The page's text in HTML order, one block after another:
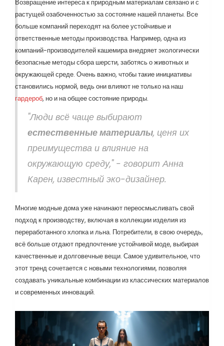
Возвращение интереса к природным материалам связано и с
растущей озабоченностью за состояние нашей планеты. Все
больше компаний переходят на более устойчивые и
ответственные методы производства. Например, одна из
компаний-производителей кашемира внедряет экологически
безопасные методы сбора шерсти, заботясь о животных и
окружающей среде. Очень важно, чтобы такие инициативы
становились нормой, ведь они влияют не только на наш
гардероб, но и на общее состояние природы.
"Люди всё чаще выбирают
естественные материалы, ценя их
преимущества и влияние на
окружающую среду," - говорит Анна
Карен, известный эко-дизайнер.
Многие модные дома уже начинают переосмысливать свой
подход к производству, включая в коллекции изделия из
переработанного хлопка и льна. Потребители, в свою очередь,
всё больше отдают предпочтение устойчивой моде, выбирая
качественные и долговечные вещи. Самое удивительное, что
этот тренд сочетается с новыми технологиями, позволяя
создавать уникальные комбинации из классических материалов
и современных инноваций.